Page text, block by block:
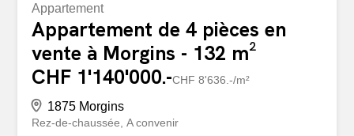
Appartement
Appartement de 4 pièces en
vente à Morgins - 132 m²
CHF 1'140'000.-CHF 8'636.-/m²
1875 Morgins
Rez-de-chaussée A convenir